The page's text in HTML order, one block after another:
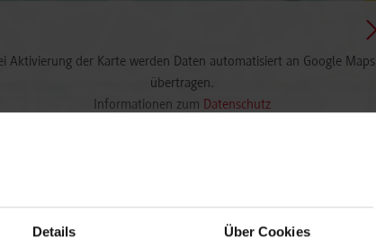
Details Über Cookies
Aktivierung der Karte werden Daten automatisiert an Google Maps
übertragen.
Informationen zum Datenschutz